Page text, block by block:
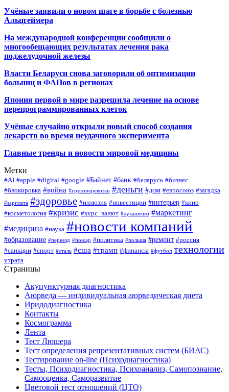
Учёные заявили о новом шаге в борьбе с болезнью
Альцгеймера
На международной конференции сообщили о
многообещающих результатах лечения рака
поджелудочной железы
Власти Беларуси снова заговорили об оптимизации
больниц и ФАПов в регионах
Япония первой в мире разрешила лечение на основе
перепрограммированных клеток
Учёные случайно открыли новый способ создания
лекарств во время неудачного эксперимента
Главные тренды и новости мировой медицины
Метки
#AI #apple #digital #google #Байнет #банк #беларусь #бизнес
#блокировка #война #грузоперевозки #деньги #дом #евросоюз #загадка
#зарплата #здоровье #иллюзия #инвестиции #интерьер #кино
#косметология #кризис #курс_валют #лукашенко #маркетинг
#медицина #наука #новости компаний
#образование #переезд #пожар #политика #польша #ремонт #россия
#санкции #спорт #сталь #сша #трамп #финансы #футбол технологии
утрата
Страницы
Акупунктурная диагностика
Аюрведа — индивидуальная аюрведическая диета
Иридодиагностика
Контакты
Космограмма
Лента
Тест Люшера
Тест определения репрезентативных систем (БИАС)
Тестирование on-line (Психодиагностика)
Тесты, Психодиагностика, Психоанализ, Самопознание,
Самооценка, Саморазвитие
Цветовой тест отношений (ЦТО)